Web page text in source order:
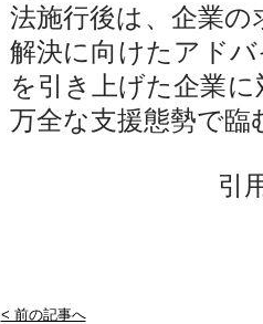
法施行後は、企業
解決に向けたアド
を引き上げた企業
万全な支援態勢で臨
引
< 前の記事へ